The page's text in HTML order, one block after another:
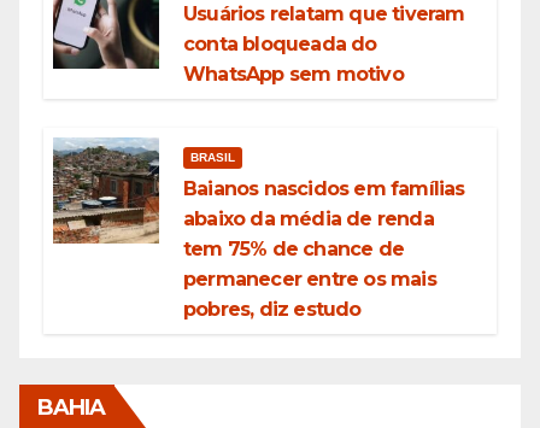
Usuários relatam que tiveram
conta bloqueada do
WhatsApp sem motivo
BRASIL
Baianos nascidos em famílias
abaixo da média de renda
tem 75% de chance de
permanecer entre os mais
pobres, diz estudo
BAHIA